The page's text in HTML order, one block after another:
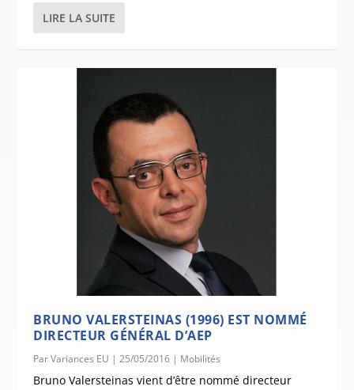
LIRE LA SUITE
BRUNO VALERSTEINAS (1996) EST NOMMÉ
DIRECTEUR GÉNÉRAL D’AEP
ParVariances EU |25/05/2016 | Mobilités
Bruno Valersteinas vient d’être nommé directeur